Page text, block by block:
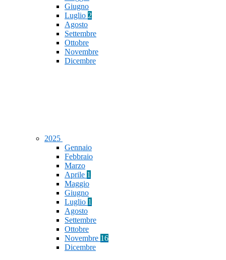
Giugno
Luglio 2
Agosto
Settembre
Ottobre
Novembre
Dicembre
2025
Gennaio
Febbraio
Marzo
Aprile 1
Maggio
Giugno
Luglio 1
Agosto
Settembre
Ottobre
Novembre 16
Dicembre